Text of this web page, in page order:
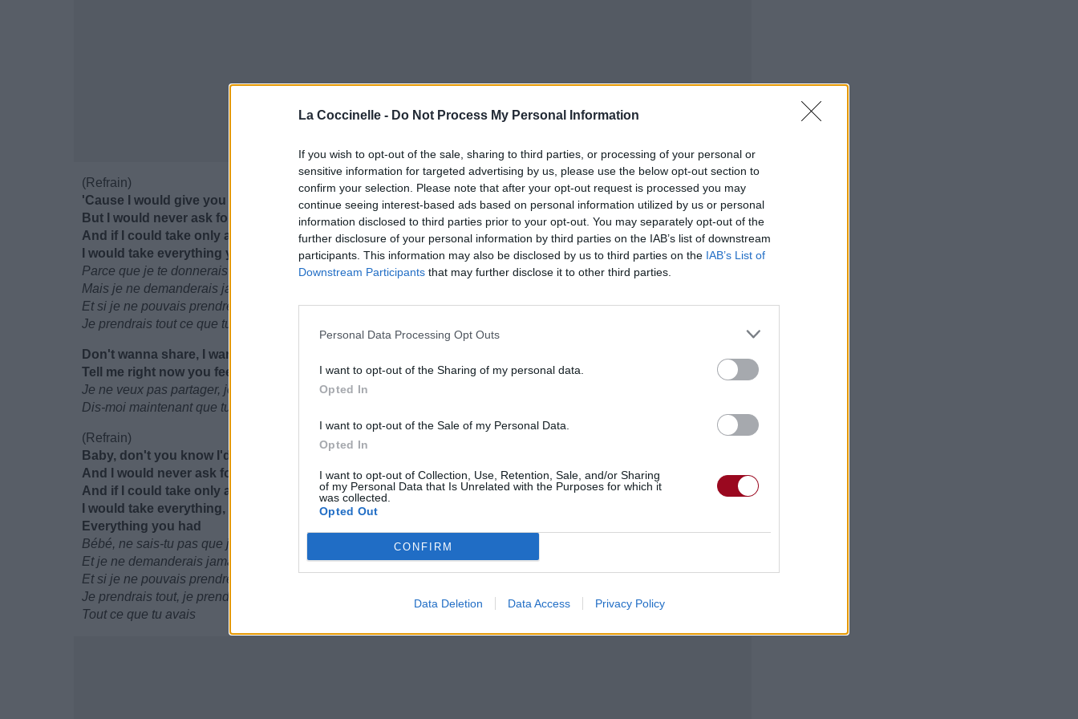
La Coccinelle - Do Not Process My Personal Information
If you wish to opt-out of the sale, sharing to third parties, or processing of your personal or
sensitive information for targeted advertising by us, please use the below opt-out section to
confirm your selection. Please note that after your opt-out request is processed you may
continue seeing interest-based ads based on personal information utilized by us or personal
information disclosed to third parties prior to your opt-out. You may separately opt-out of the
further disclosure of your personal information by third parties on the IAB’s list of downstream
participants. This information may also be disclosed by us to third parties on the IAB’s List of
Downstream Participants that may further disclose it to other third parties.
Personal Data Processing Opt Outs
I want to opt-out of the Sharing of my personal data.
Opted In
I want to opt-out of the Sale of my Personal Data.
Opted In
I want to opt-out of Collection, Use, Retention, Sale, and/or Sharing
of my Personal Data that Is Unrelated with the Purposes for which it
was collected.
Opted Out
CONFIRM
Data Deletion Data Access Privacy Policy
(Refrain)
'Cause I would give you everything that you wanted
But I would never ask for any of it back
And if I could takе only as much as I needed
I would take evеrything you had
Parce que je te donnerais tout ce que tu voulais
Mais je ne demanderais jamais rien en retour
Et si je ne pouvais prendre que ce dont j'avais besoin
Je prendrais tout ce que tu avais
Don't wanna share, I want it all all of the time
Tell me right now you feel the same and that you're mine
Je ne veux pas partager, je veux tout tout le temps
Dis-moi maintenant que tu ressens la même chose et que tu es mien
(Refrain)
Baby, don't you know I'd give you everything that you wanted (Give you everything)
And I would never ask for any of it back (Never)
And if I could take only as much as I needed (Oh)
I would take everything, I would take everything you had
Everything you had
Bébé, ne sais-tu pas que je te donnerais tout ce que tu voulais (Je te donnerais tout)
Et je ne demanderais jamais rien en retour (Jamais)
Et si je ne pouvais prendre que ce dont j'avais besoin (Oh)
Je prendrais tout, je prendrais tout ce que tu avais
Tout ce que tu avais